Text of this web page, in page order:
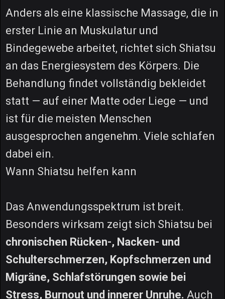
Anders als eine klassische Massage, die in
erster Linie an Muskulatur und
Bindegewebe arbeitet, richtet sich Shiatsu
an das Energiesystem des Körpers. Die
Behandlung findet vollständig bekleidet
statt — auf einer Matte oder Liege — und
ist für die meisten Menschen
ausgesprochen angenehm. Viele schlafen
dabei ein.
Wann Shiatsu helfen kann
Das Anwendungsspektrum ist breit.
Besonders wirksam zeigt sich Shiatsu bei
chronischen Rücken-, Nacken- und
Schulterschmerzen, Kopfschmerzen und
Migräne, Schlafstörungen sowie bei
Stress, Burnout und innerer Unruhe. Auch